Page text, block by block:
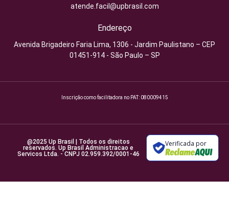
atende.facil@upbrasil.com
Endereço
Avenida Brigadeiro Faria Lima, 1306 - Jardim Paulistano – CEP
01451-914 - São Paulo – SP
Inscrição como facilitadora no PAT: 080009415
@2025 Up Brasil | Todos os direitos
reservados. Up Brasil Administracao e
Servicos Ltda. - CNPJ 02.959.392/0001-46
Verificada por